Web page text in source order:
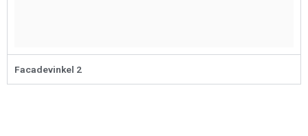
Facadevinkel 2